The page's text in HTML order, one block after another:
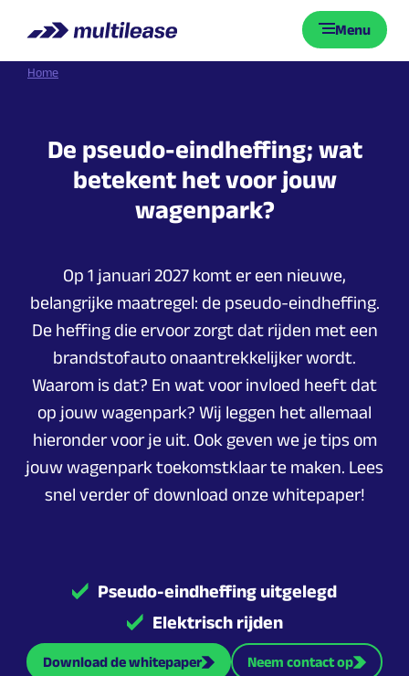
Menu
Home
De pseudo-eindheffing; wat
betekent het voor jouw
wagenpark?
Op 1 januari 2027 komt er een nieuwe,
belangrijke maatregel: de pseudo-eindheffing.
De heffing die ervoor zorgt dat rijden met een
brandstofauto onaantrekkelijker wordt.
Waarom is dat? En wat voor invloed heeft dat
op jouw wagenpark? Wij leggen het allemaal
hieronder voor je uit. Ook geven we je tips om
jouw wagenpark toekomstklaar te maken. Lees
snel verder of download onze whitepaper!
Pseudo-eindheffing uitgelegd
Elektrisch rijden
Download de whitepaper Neem contact op